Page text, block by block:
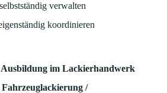
verwalten
koordinieren
Ausbildung im Lackierhandwerk
Fahrzeuglackierung /